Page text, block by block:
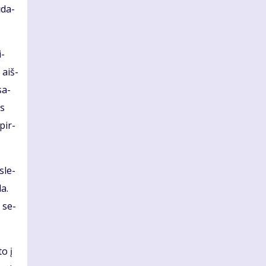
aiš­
pir­
se­
į